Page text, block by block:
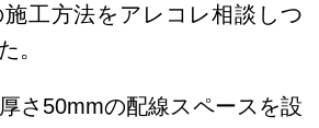
工方法をアレコレ相談しつ
。
さ50mmの配線スペースを設